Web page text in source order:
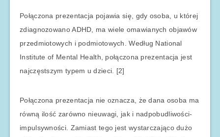
Połączona prezentacja pojawia się, gdy osoba, u której
zdiagnozowano ADHD, ma wiele omawianych objawów
przedmiotowych i podmiotowych. Według National
Institute of Mental Health, połączona prezentacja jest
najczęstszym typem u dzieci. [2]
Połączona prezentacja nie oznacza, że ​​dana osoba ma
równą ilość zarówno nieuwagi, jak i nadpobudliwości-
impulsywności. Zamiast tego jest wystarczająco dużo